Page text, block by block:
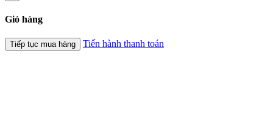
Giỏ hàng
Tiếp tục mua hàng Tiến hành thanh toán